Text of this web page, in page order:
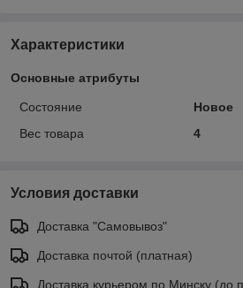
Характеристики
Основные атрибуты
Состояние
Новое
Вес товара
4
Условия доставки
Доставка "Самовывоз"
Доставка почтой (платная)
Доставка курьером по Минску (до